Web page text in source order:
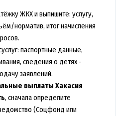
ЖКХ и выпишите: услугу,
норматив, итог начисления
паспортные данные,
сведения о детях -
заявлений.
выплаты Хакасия
, сначала определите
(Соцфонд или